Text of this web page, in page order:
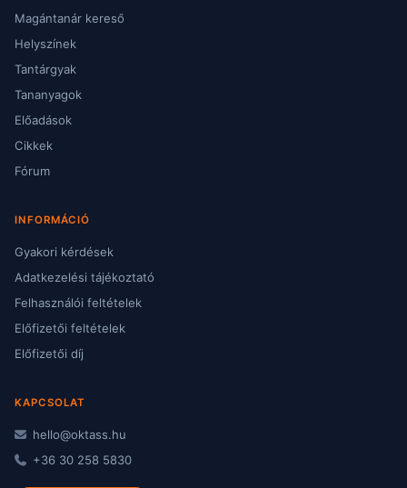
Magántanár kereső
Helyszínek
Tantárgyak
Tananyagok
Előadások
Cikkek
Fórum
INFORMÁCIÓ
Gyakori kérdések
Adatkezelési tájékoztató
Felhasználói feltételek
Előfizetői feltételek
Előfizetői díj
KAPCSOLAT
hello@oktass.hu
+36 30 258 5830